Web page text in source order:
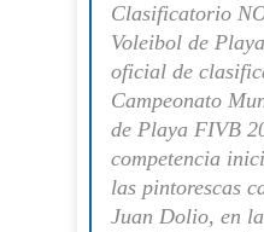
Clasificatorio
Voleibol de
oficial de
Campeonato
de Playa FIVB
competencia
las pintorescas
Juan Dolio, en